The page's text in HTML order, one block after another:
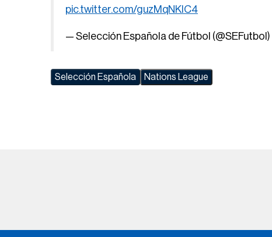
pic.twitter.com/guzMqNKIC4
— Selección Española de Fútbol (@SEFutbol)
Selección Española Nations League